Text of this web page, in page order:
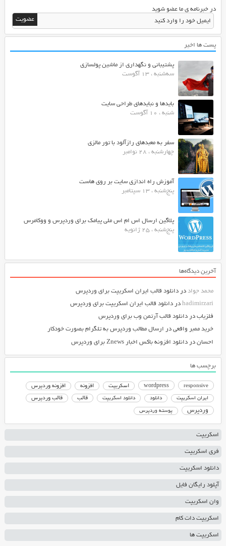
در خبرنامه ی ما عضو شوید
پست ها اخیر
پشتیبانی و نگهداری از ماشین پولسازی
سه‌شنبه ، 13 آگوست
بایدها و نبایدهای طراحی سایت
شنبه ، 10 آگوست
سفر به معبدهای رازآلود با تور مالزی
چهارشنبه ، 28 نوامبر
آموزش راه اندازی سایت بر روی هاست
پنج‌شنبه ، 13 سپتامبر
پلاگین ارسال اس ام اس ملی پیامک برای وردپرس و ووکامرس
پنج‌شنبه ، 25 ژانویه
آخرین دیدگاه‌ها
محمد جواددر دانلود قالب ایران اسکریپت برای وردپرس
hadimirzariدر دانلود قالب ایران اسکریپت برای وردپرس
فلزیابدر دانلود قالب آرتمن وب برای وردپرس
خرید ممبر واقعیدر ارسال مطالب وردپرس به تلگرام بصورت خودکار
احساندر دانلود افزونه باکس اخبار Znews برای وردپرس
برچسب ها
responsive
wordpress اسکریپت افزونه افزونه وردپرس
ایران اسکریپت دانلود دانلود اسکریپت قالب قالب وردپرس
وردپرس پوسته وردپرس
اسکریپت
فری اسکریپت
دانلود اسکریپت
آپلود رایگان فایل
وان اسکریپت
اسکریپت دات کام
اسکریپت ها